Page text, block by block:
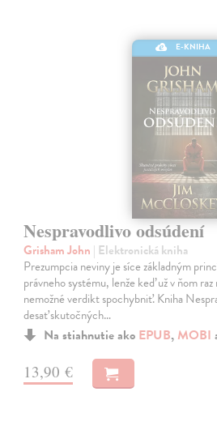
E-KNIHA
Nespravodlivo odsúdení
Grisham John | Elektronická kniha
Prezumpcia neviny je síce základným
právneho systému, lenže keď už v ňom
nemožné verdikt spochybniť. Kniha
desať skutočných…
Na stiahnutie ako EPUB, MOBI
13,90 €